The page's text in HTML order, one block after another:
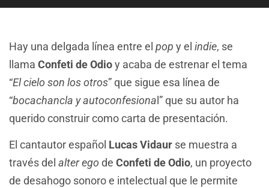
Hay una delgada línea entre el pop y el indie, se
llama Confeti de Odioy acaba de estrenar el tema
“El cielo son los otros” que sigue esa línea de
“bocachancla y autoconfesiona l” que su autor ha
querido construir como carta de presentación.
El cantautor español Lucas Vidaur se muestra a
través del alter ego de Confeti de Odio, un proyecto
de desahogo sonoro e intelectual que le permite